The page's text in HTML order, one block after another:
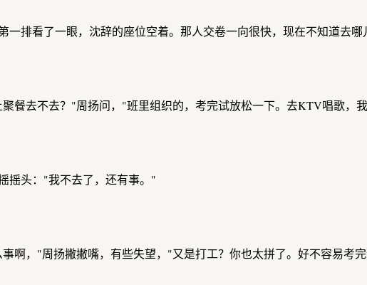
一排看了一眼，沈辞的座位空着。那人交卷一向很快，现在不知道去哪
餐去不去？"周扬问，"班里组织的，考完试放松一下。去KTV唱歌，
摇头："我不去了，还有事。"
啊，"周扬撇撇嘴，有些失望，"又是打工？你也太拼了。好不容易考